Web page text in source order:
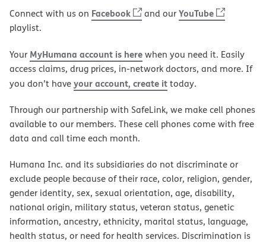
Connect with us on Facebook and ourYouTube
playlist.
Your MyHumana account is herewhen you need it. Easily
access claims, drug prices, in-network doctors, and more. If
you don’t haveyour account, create ittoday.
Through our partnership with SafeLink, we make cell phones
available to our members. These cell phones come with free
data and call time each month.
Humana Inc. and its subsidiaries do not discriminate or
exclude people because of their race, color, religion, gender,
gender identity, sex, sexual orientation, age, disability,
national origin, military status, veteran status, genetic
information, ancestry, ethnicity, marital status, language,
health status, or need for health services. Discrimination is